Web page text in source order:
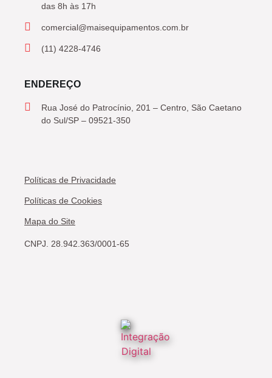
das 8h às 17h
comercial@maisequipamentos.com.br
(11) 4228-4746
ENDEREÇO
Rua José do Patrocínio, 201 – Centro, São Caetano
do Sul/SP – 09521-350
Políticas de Privacidade
Políticas de Cookies
Mapa do Site
CNPJ. 28.942.363/0001-65